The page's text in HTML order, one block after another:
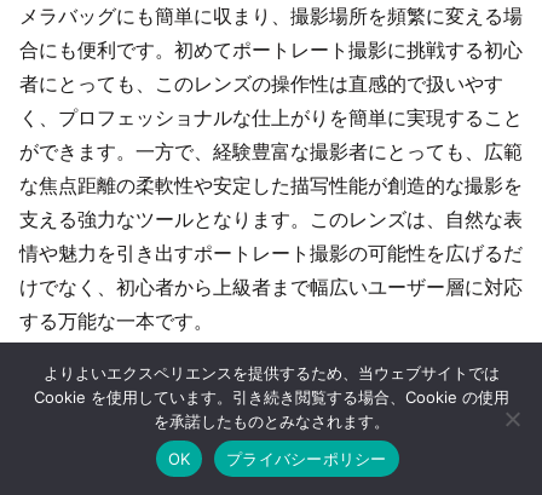
メラバッグにも簡単に収まり、撮影場所を頻繁に変える場
合にも便利です。初めてポートレート撮影に挑戦する初心
者にとっても、このレンズの操作性は直感的で扱いやす
く、プロフェッショナルな仕上がりを簡単に実現すること
ができます。一方で、経験豊富な撮影者にとっても、広範
な焦点距離の柔軟性や安定した描写性能が創造的な撮影を
支える強力なツールとなります。このレンズは、自然な表
情や魅力を引き出すポートレート撮影の可能性を広げるだ
けでなく、初心者から上級者まで幅広いユーザー層に対応
する万能な一本です。
ポートレート写真を変える最適な機材と撮影テク
ニック 初心者から上級者まで必見の実用ガイド
ポートレート撮影で被写体の魅力を最大限に引き出すため
に、光の扱い方や構図、焦点距離の選び方を詳しく解説し
ます。また、焦点距離の違いによる背景のぼけ具合や実践
的な撮影テクニックを具体例も紹介します。コミュニケー
シェア 目次へ トップ
よりよいエクスペリエンスを提供するため、当ウェブサイトでは
Cookie を使用しています。引き続き閲覧する場合、Cookie の使用
を承諾したものとみなされます。
OK
プライバシーポリシー